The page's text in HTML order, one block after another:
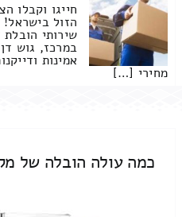
חייגו וקבלו
הזול בישראל!
שירותי
במרכז, גוש
אמינות
מחירי […]
כמה עולה הובלה של